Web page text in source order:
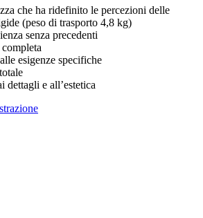
che ha ridefinito le percezioni delle
(peso di trasporto 4,8 kg)
senza precedenti
esigenze specifiche
dettagli e all’estetica